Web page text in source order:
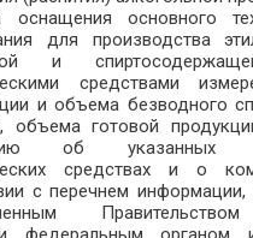
основного
для производства
и
средствами
и объема безводного
объема готовой
об указанных
средствах и о
с перечнем информации,